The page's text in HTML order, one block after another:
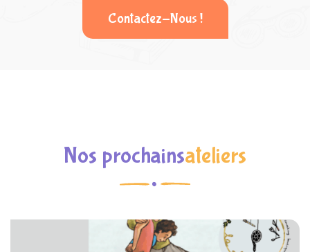
Contactez-Nous !
Nos prochainsateliers